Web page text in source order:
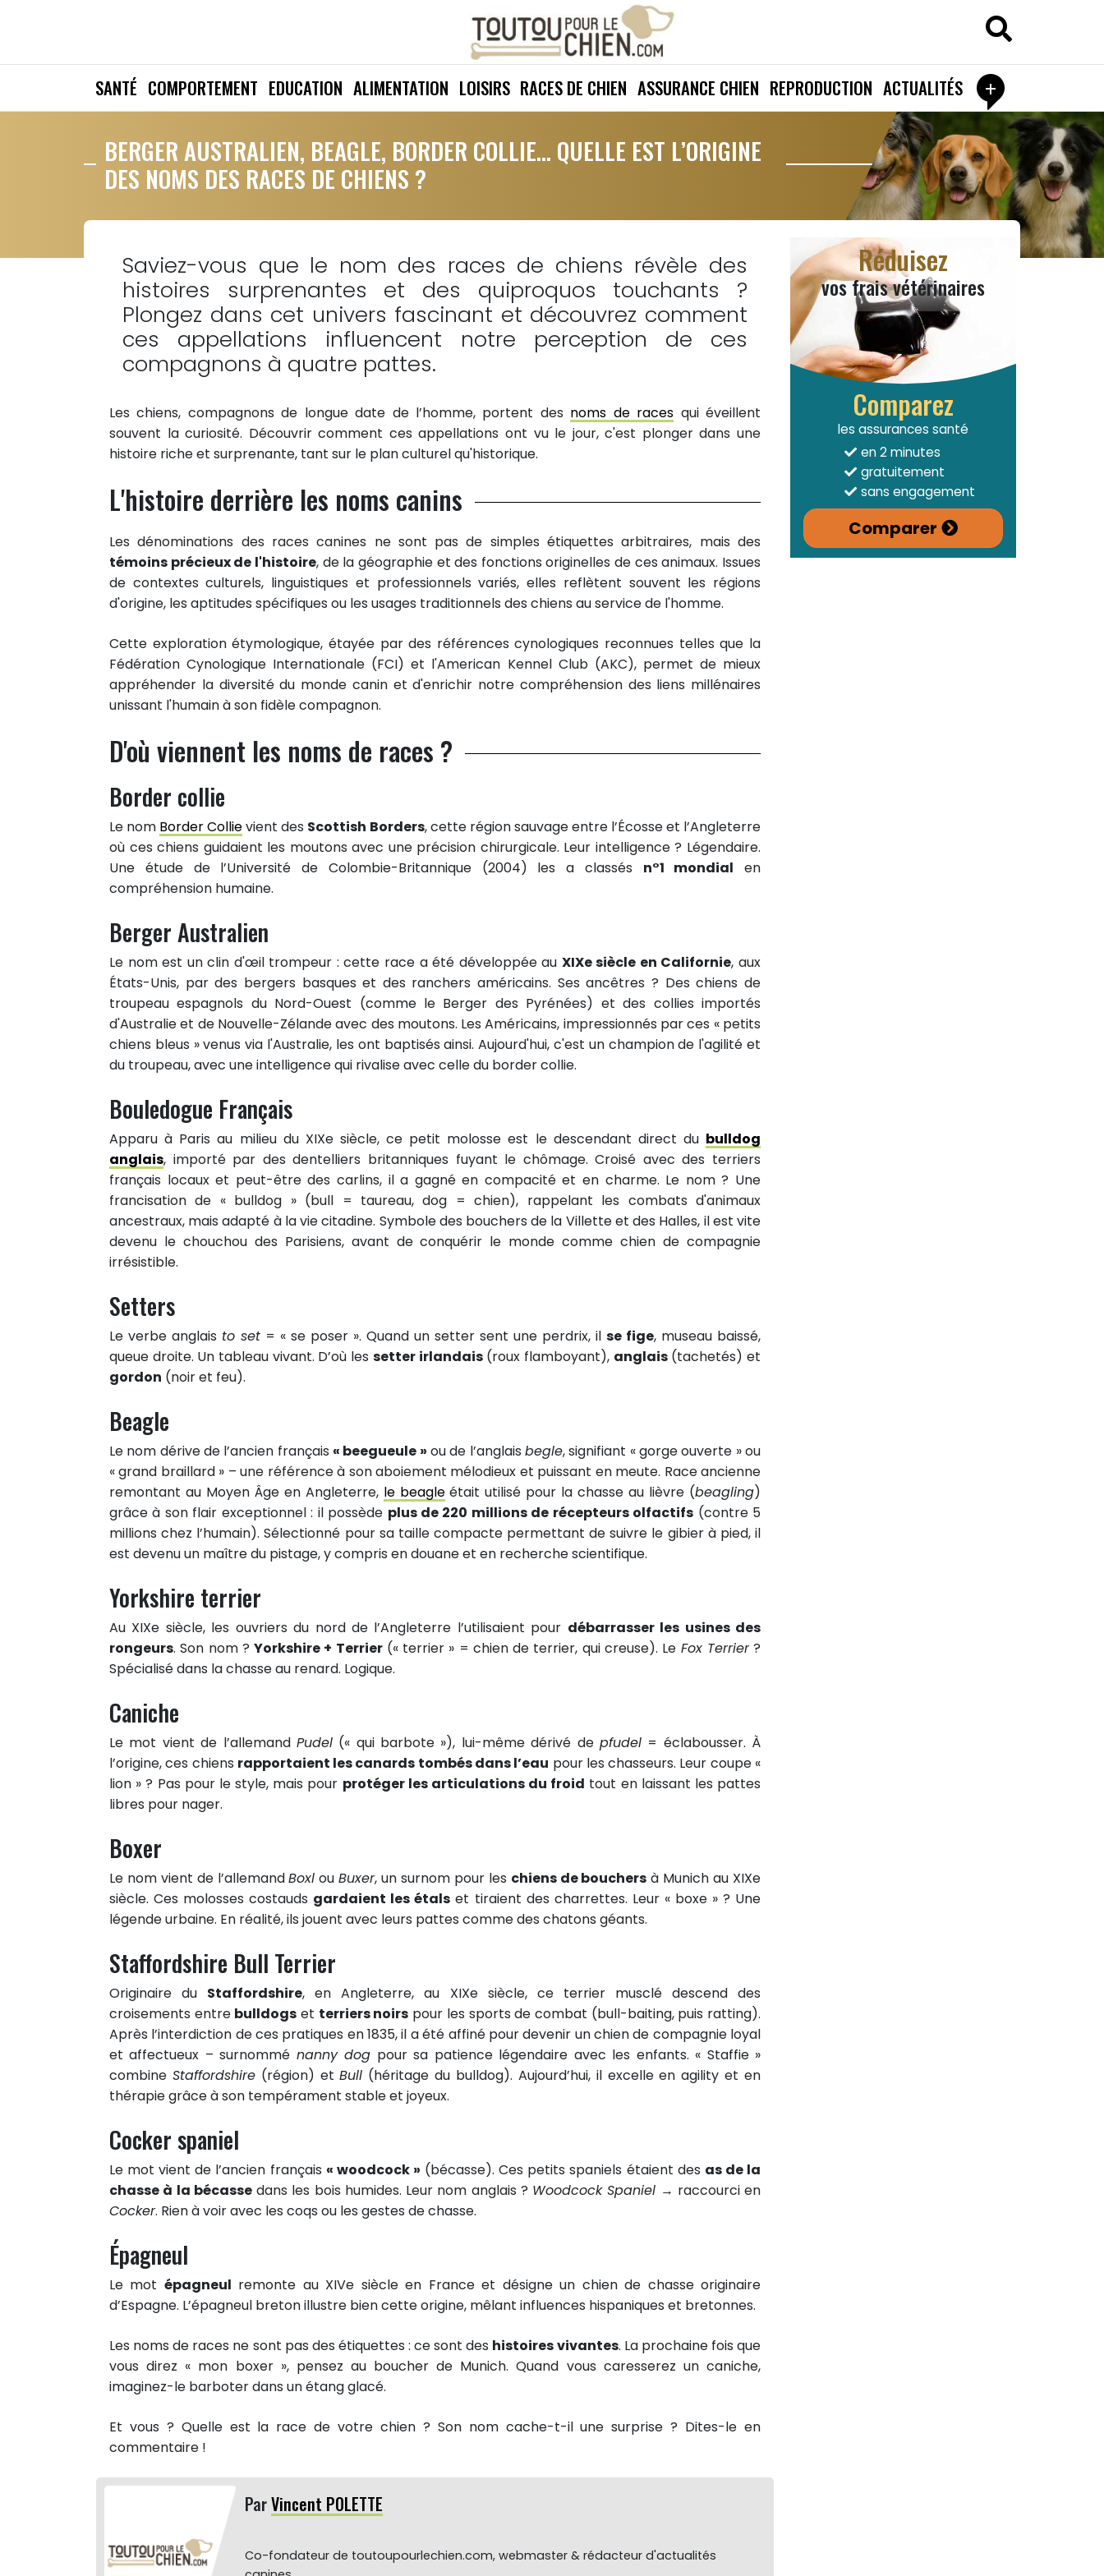
SANTÉ COMPORTEMENT EDUCATION ALIMENTATION LOISIRS RACES DE CHIEN ASSURANCE CHIEN REPRODUCTION ACTUALITÉS +
BERGER AUSTRALIEN, BEAGLE, BORDER COLLIE… QUELLE EST L’ORIGINE
DES NOMS DES RACES DE CHIENS ?
Saviez-vous que le nom des races de chiens révèle des
histoires surprenantes et des quiproquos touchants ?
Plongez dans cet univers fascinant et découvrez comment
ces appellations influencent notre perception de ces
compagnons à quatre pattes.
Partager sur facebook
Partager sur Twitter
Epingler sur Pinterest
Les chiens, compagnons de longue date de l’homme, portent des noms de races qui éveillent
souvent la curiosité. Découvrir comment ces appellations ont vu le jour, c'est plonger dans une
histoire riche et surprenante, tant sur le plan culturel qu'historique.
L'histoire derrière les noms canins
Les dénominations des races canines ne sont pas de simples étiquettes arbitraires, mais des
témoins précieux de l'histoire, de la géographie et des fonctions originelles de ces animaux. Issues
de contextes culturels, linguistiques et professionnels variés, elles reflètent souvent les régions
d'origine, les aptitudes spécifiques ou les usages traditionnels des chiens au service de l'homme.
Cette exploration étymologique, étayée par des références cynologiques reconnues telles que la
Fédération Cynologique Internationale (FCI) et l'American Kennel Club (AKC), permet de mieux
appréhender la diversité du monde canin et d'enrichir notre compréhension des liens millénaires
unissant l'humain à son fidèle compagnon.
D'où viennent les noms de races ?
Border collie
Le nom Border Collievient des Scottish Borders, cette région sauvage entre l’Écosse et l’Angleterre
où ces chiens guidaient les moutons avec une précision chirurgicale. Leur intelligence ? Légendaire.
Une étude de l’Université de Colombie-Britannique (2004) les a classés n°1 mondial en
compréhension humaine.
Berger Australien
Le nom est un clin d'œil trompeur : cette race a été développée au XIXe siècle en Californie, aux
États-Unis, par des bergers basques et des ranchers américains. Ses ancêtres ? Des chiens de
troupeau espagnols du Nord-Ouest (comme le Berger des Pyrénées) et des collies importés
d'Australie et de Nouvelle-Zélande avec des moutons. Les Américains, impressionnés par ces « petits
chiens bleus » venus via l'Australie, les ont baptisés ainsi. Aujourd'hui, c'est un champion de l'agilité et
du troupeau, avec une intelligence qui rivalise avec celle du border collie.
Bouledogue Français
Apparu à Paris au milieu du XIXe siècle, ce petit molosse est le descendant direct du bulldog
anglais, importé par des dentelliers britanniques fuyant le chômage. Croisé avec des terriers
français locaux et peut-être des carlins, il a gagné en compacité et en charme. Le nom ? Une
francisation de « bulldog » (bull = taureau, dog = chien), rappelant les combats d'animaux
ancestraux, mais adapté à la vie citadine. Symbole des bouchers de la Villette et des Halles, il est vite
devenu le chouchou des Parisiens, avant de conquérir le monde comme chien de compagnie
irrésistible.
Setters
Le verbe anglais to set = « se poser ». Quand un setter sent une perdrix, il se fige, museau baissé,
queue droite. Un tableau vivant. D’où les setter irlandais(roux flamboyant), anglais(tachetés) et
gordon (noir et feu).
Beagle
Le nom dérive de l’ancien français « beegueule » ou de l’anglaisbegle, signifiant « gorge ouverte » ou
« grand braillard » – une référence à son aboiement mélodieux et puissant en meute. Race ancienne
remontant au Moyen Âge en Angleterre, le beagleétait utilisé pour la chasse au lièvre (beagling)
grâce à son flair exceptionnel : il possède plus de 220 millions de récepteurs olfactifs (contre 5
millions chez l’humain). Sélectionné pour sa taille compacte permettant de suivre le gibier à pied, il
est devenu un maître du pistage, y compris en douane et en recherche scientifique.
Yorkshire terrier
Au XIXe siècle, les ouvriers du nord de l’Angleterre l’utilisaient pour débarrasser les usines des
rongeurs. Son nom ?Yorkshire + Terrier(« terrier » = chien de terrier, qui creuse). Le Fox Terrier?
Spécialisé dans la chasse au renard. Logique.
Caniche
Le mot vient de l’allemand Pudel(« qui barbote »), lui-même dérivé de pfudel= éclabousser. À
l’origine, ces chiens rapportaient les canards tombés dans l’eau pour les chasseurs. Leur coupe «
lion » ? Pas pour le style, mais pour protéger les articulations du froid tout en laissant les pattes
libres pour nager.
Boxer
Le nom vient de l’allemandBoxl ouBuxer, un surnom pour les chiens de bouchers à Munich au XIXe
siècle. Ces molosses costauds gardaient les étals et tiraient des charrettes. Leur « boxe » ? Une
légende urbaine. En réalité, ils jouent avec leurs pattes comme des chatons géants.
Staffordshire Bull Terrier
Originaire du Staffordshire, en Angleterre, au XIXe siècle, ce terrier musclé descend des
croisements entre bulldogs et terriers noirs pour les sports de combat (bull-baiting, puis ratting).
Après l’interdiction de ces pratiques en 1835, il a été affiné pour devenir un chien de compagnie loyal
et affectueux – surnommé nanny dog pour sa patience légendaire avec les enfants. « Staffie »
combine Staffordshire(région) etBull (héritage du bulldog). Aujourd’hui, il excelle en agility et en
thérapie grâce à son tempérament stable et joyeux.
Cocker spaniel
Le mot vient de l’ancien français « woodcock » (bécasse). Ces petits spaniels étaient des as de la
chasse à la bécassedans les bois humides. Leur nom anglais ? Woodcock Spaniel → raccourci en
Cocker. Rien à voir avec les coqs ou les gestes de chasse.
Épagneul
Le mot épagneul remonte au XIVe siècle en France et désigne un chien de chasse originaire
d’Espagne. L’épagneul breton illustre bien cette origine, mêlant influences hispaniques et bretonnes.
Les noms de races ne sont pas des étiquettes : ce sont des histoires vivantes. La prochaine fois que
vous direz « mon boxer », pensez au boucher de Munich. Quand vous caresserez un caniche,
imaginez-le barboter dans un étang glacé.
Et vous ? Quelle est la race de votre chien ? Son nom cache-t-il une surprise ? Dites-le en
commentaire !
ParVincent POLETTE
Co-fondateur de toutoupourlechien.com, webmaster & rédacteur d'actualités
Réduisez
vos frais vétérinaires
Comparez
les assurances santé
en 2 minutes
gratuitement
sans engagement
Comparer